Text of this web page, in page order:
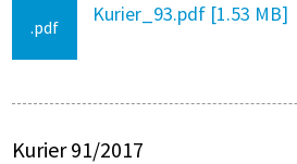
.pdf
Kurier_93.pdf [1.53 MB]
Kurier 91/2017